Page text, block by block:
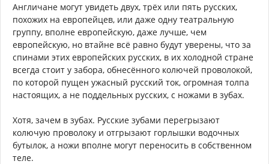
Англичане могут увидеть двух, трёх или пять русских,
похожих на европейцев, или даже одну театральную
группу, вполне европейскую, даже лучше, чем
европейскую, но втайне всё равно будут уверены, что за
спинами этих европейских русских, в их холодной стране
всегда стоит у забора, обнесённого колючей проволокой,
по которой пущен ужасный русский ток, огромная толпа
настоящих, а не поддельных русских, с ножами в зубах.
Хотя, зачем в зубах. Русские зубами перегрызают
колючую проволоку и отгрызают горлышки водочных
бутылок, а ножи вполне могут переносить в собственном
теле.